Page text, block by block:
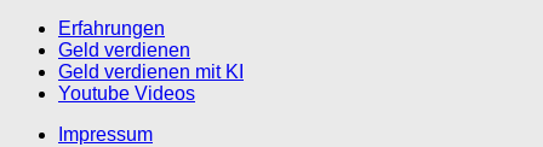
Erfahrungen
Geld verdienen
Geld verdienen mit KI
Youtube Videos
Impressum